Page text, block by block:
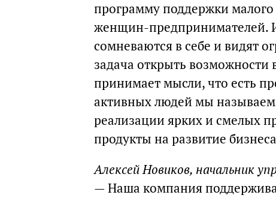
программу поддержки
женщин-предпринимателей.
сомневаются в себе и видят
задача открыть возможности
принимает мысли, что есть
активных людей мы
реализации ярких и смелых
продукты на развитие
Алексей Новиков, начальник
— Наша компания